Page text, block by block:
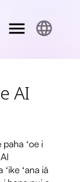
AI
paha ʻoe i
ʻana iā